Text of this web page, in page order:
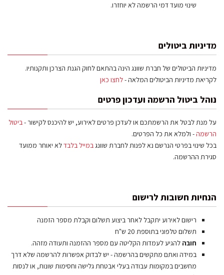
שינוי מועד דמי הרשמה לא יוחזרו.
מדיניות ביטולים
מדיניות הביטולים של חברת שוונג הינה בהתאם לחוק הגנת הצרכן ותקנותיו.
לקריאת מדיניות הביטולים המלאה -לחצו כאן
נוהל ביטול הרשמה ועדכון פרטים
על מנת לבטל את הרשמתכם או לעדכן פרטים לאירוע, יש להיכנס לקישור -ביטול
הרשמה- ולמלא את כל הפרטים.
בכל שינוי בפרטי הנרשם נא לפנות לחברת שוונגבמייל בלבדלא יאוחר ממועד
סגירת ההרשמה.
הנחיות חשובות לרישום
רישום לאירוע יתקבל לאחר ביצוע תשלום וקבלת מספר הזמנה
תשלום טלפוני בתוספת 20 ש"ח
חובה להגיע לעמדות הקליטה עם מספר ההזמנה ותעודה מזהה.
במידה ואתם מתקשים בהרשמה - יש לבדוק אפשרות להרשמה שלא דרך
מחשבים במקומות עבודה בעלי אבטחת גלישה וחסימות שונות, או לנסות